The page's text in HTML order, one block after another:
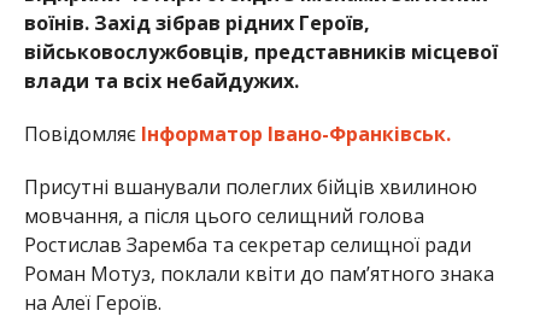
воїнів. Захід зібрав рідних Героїв,
військовослужбовців, представників місцевої
влади та всіх небайдужих.
Повідомляє Інформатор Івано-Франківськ.
Присутні вшанували полеглих бійців хвилиною
мовчання, а після цього селищний голова
Ростислав Заремба та секретар селищної ради
Роман Мотуз, поклали квіти до пам’ятного знака
на Алеї Героїв.